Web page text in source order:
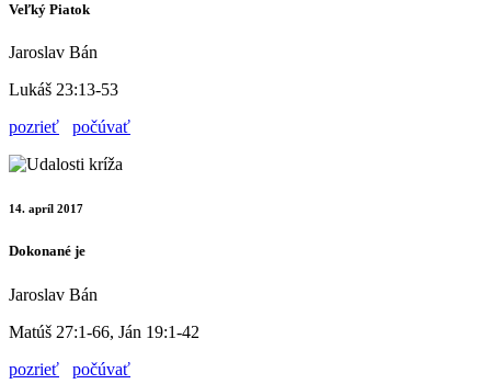
Veľký Piatok
Jaroslav Bán
Lukáš 23:13-53
pozrieť
počúvať
14. apríl 2017
Dokonané je
Jaroslav Bán
Matúš 27:1-66, Ján 19:1-42
pozrieť
počúvať